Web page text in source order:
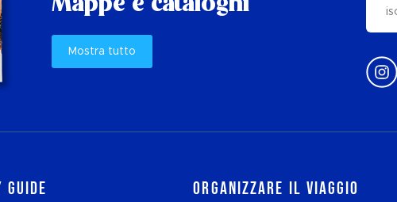
Mostra tutto
Organizzare il viaggio